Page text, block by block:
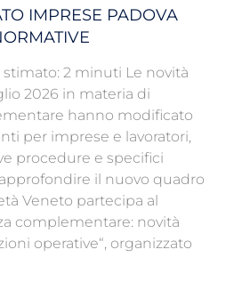
IMPRESE PADOVA
2 minuti Le novità
2026 in materia di
hanno modificato
per imprese e lavoratori,
procedure e specifici
il nuovo quadro
Veneto partecipa al
complementare: novità
operative“, organizzato